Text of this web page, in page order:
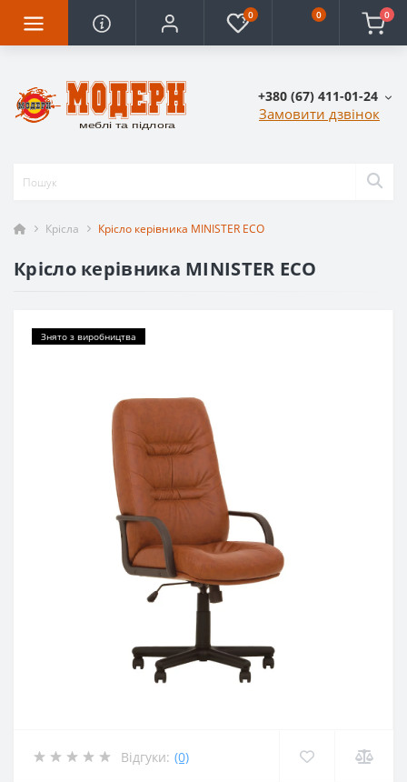
0 0 0
+380 (67) 411-01-24
Замовити дзвінок
Крісла Крісло керівника MINISTER ECO
Крісло керівника MINISTER ECO
Знято з виробництва
Відгуки: (0)